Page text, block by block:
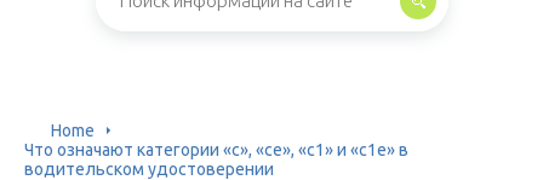
Home
Что означают категории «с», «се», «с1» и «с1е» в
водительском удостоверении